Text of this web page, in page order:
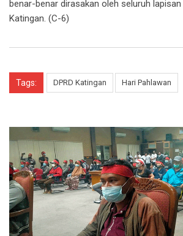
benar-benar dirasakan oleh seluruh
Katingan. (C-6)
Tags: DPRD Katingan Hari Pahlawan